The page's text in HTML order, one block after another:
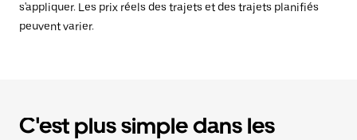
s'appliquer. Les prix réels des trajets et des trajets planifiés
peuvent varier.
C'est plus simple dans les